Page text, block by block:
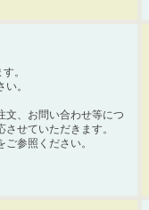
。
。
文、お問い合わせ等につ
せていただきます。
参照ください。